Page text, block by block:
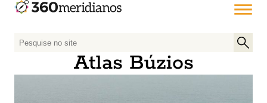
P
Atlas Búzios